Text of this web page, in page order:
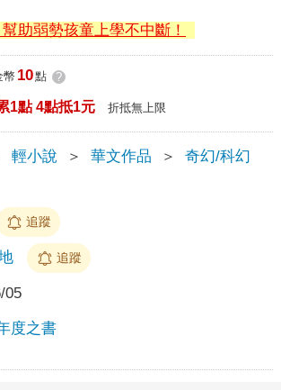
助弱勢孩童上學不中斷！
幣 10點 ?
1點 4點抵1元 折抵無上限
輕小說 ＞ 華文作品 ＞ 奇幻/科幻
追蹤
追蹤
05
度之書